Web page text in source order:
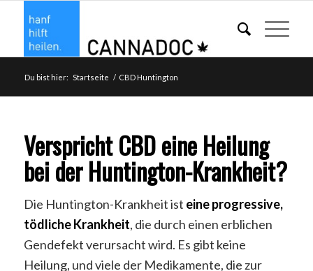
Du bist hier: Startseite / CBD Huntington
Verspricht CBD eine Heilung
bei der Huntington-Krankheit?
Die Huntington-Krankheit ist eine progressive,
tödliche Krankheit, die durch einen erblichen
Gendefekt verursacht wird. Es gibt keine
Heilung, und viele der Medikamente, die zur